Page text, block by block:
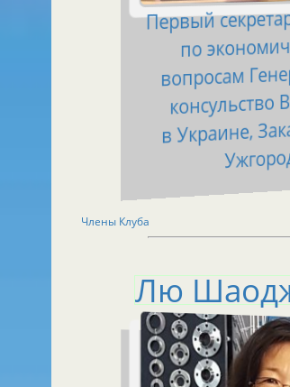
Первый
по
вопросам
консульство
в Украине,
Члены Клуба
Лю